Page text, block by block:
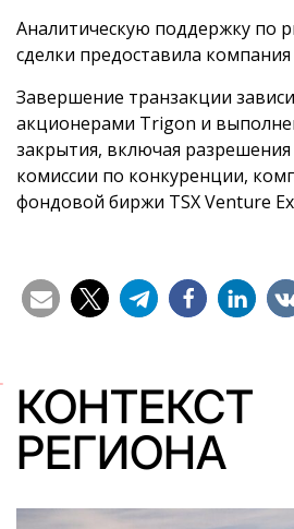
Аналитическую поддержку по
сделки предоставила
Завершение транзакции
акционерами Trigon и
закрытия, включая
комиссии по конкуренции,
фондовой биржи TSX Venture
КОНТЕКСТ
РЕГИОНА